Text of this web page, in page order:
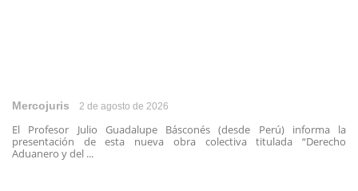
Mercojuris 2 de agosto de 2026
El Profesor Julio Guadalupe Básconés (desde Perú) informa la
presentación de esta nueva obra colectiva titulada “Derecho
Aduanero y del ...